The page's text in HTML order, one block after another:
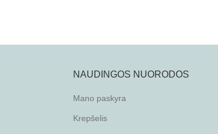
NAUDINGOS NUORODOS
Mano paskyra
Krepšelis